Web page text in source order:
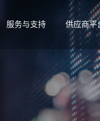
服务与支持 供应商平